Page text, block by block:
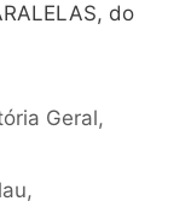
do
Geral,
,